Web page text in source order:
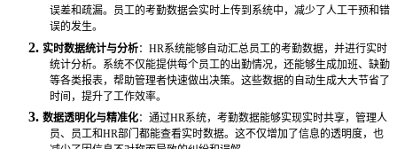
误差和疏漏。员工的考勤数据会实时上传到系统中，减少了人工干预和错
误的发生。
2. 实时数据统计与分析： HR系统能够自动汇总员工的考勤数据，并进行实时
统计分析。系统不仅能提供每个员工的出勤情况，还能够生成加班、缺勤
等各类报表，帮助管理者快速做出决策。这些数据的自动生成大大节省了
时间，提升了工作效率。
3. 数据透明化与精准化：通过HR系统，考勤数据能够实现实时共享，管理人
员、员工和HR部门都能查看实时数据。这不仅增加了信息的透明度，也